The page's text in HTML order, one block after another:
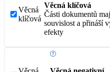
Věcná
klíčová
Věcná klíčová
Části dokumentů
souvislost a přináší
efekty